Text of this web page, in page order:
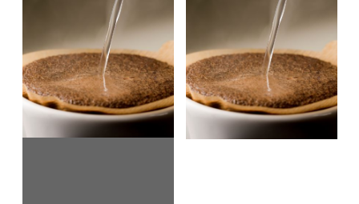
令和8年4月～8月 コーヒーイ
ンストラクター3級講習会 日
程のお知らせ
2026.04.01
EVENT & SEMINAR
ニュース
令和8年2月～4月 コーヒーイ
ンストラクター3級講習会 日
程のお知らせ
2025.12.25
EVENT & SEMINAR
ニュース